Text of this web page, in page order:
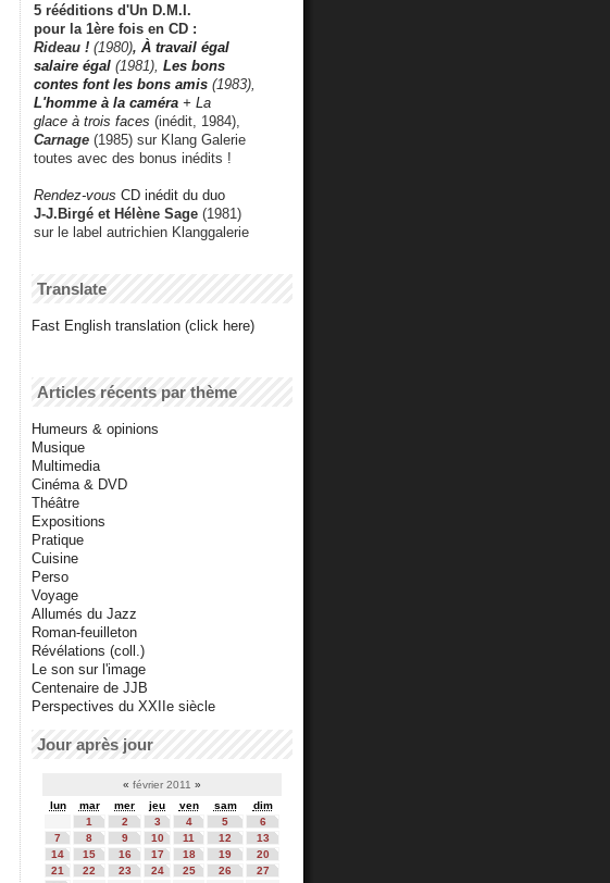
5 rééditions d'Un D.M.I.
pour la 1ère fois en CD :
Rideau ! (1980), À travail égal
salaire égal (1981), Les bons
contes font les bons amis (1983),
L'homme à la caméra + La
glace à trois faces (inédit, 1984),
Carnage (1985) sur Klang Galerie
toutes avec des bonus inédits !
Rendez-vous CD inédit du duo
J-J.Birgé et Hélène Sage (1981)
sur le label autrichien Klanggalerie
Translate
Fast English translation (click here)
Articles récents par thème
Humeurs & opinions
Musique
Multimedia
Cinéma & DVD
Théâtre
Expositions
Pratique
Cuisine
Perso
Voyage
Allumés du Jazz
Roman-feuilleton
Révélations (coll.)
Le son sur l'image
Centenaire de JJB
Perspectives du XXIIe siècle
Jour après jour
« février 2011 »
lun
mar mer jeu ven sam
dim
1
2 3 4 5
6
7
8 9 10 11 12
13
14
15 16 17 18 19
20
21
22 23 24 25 26
27